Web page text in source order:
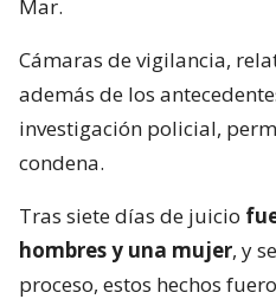
Mar.
Cámaras de vigilancia,
además de los
investigación policial,
condena.
Tras siete días de juicio
hombres y una mujer, y
proceso, estos hechos